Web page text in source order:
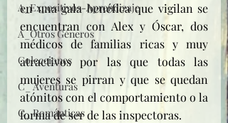
A_Expositivos-Aprendizaje
A_Otros Géneros
Colecciones
C_ Aventuras
C_ Románticas
en una gala benéfica que vigilan se
encuentran con Alex y Óscar, dos
médicos de familias ricas y muy
atractivos por las que todas las
mujeres se pirran y que se quedan
atónitos con el comportamiento o la
forma de ser de las inspectoras.